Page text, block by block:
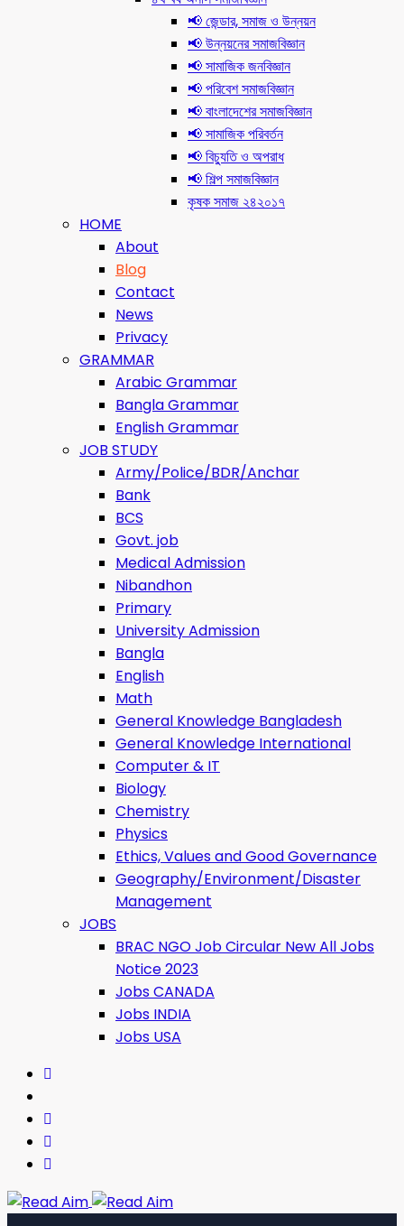
📢 জেন্ডার, সমাজ ও উন্নয়ন
📢 উন্নয়নের সমাজবিজ্ঞান
📢 সামাজিক জনবিজ্ঞান
📢 পরিবেশ সমাজবিজ্ঞান
📢 বাংলাদেশের সমাজবিজ্ঞান
📢 সামাজিক পরিবর্তন
📢 বিচ্যুতি ও অপরাধ
📢 শিল্প সমাজবিজ্ঞান
কৃষক সমাজ ২৪২০১৭
HOME
About
Blog
Contact
News
Privacy
GRAMMAR
Arabic Grammar
Bangla Grammar
English Grammar
JOB STUDY
Army/Police/BDR/Anchar
Bank
BCS
Govt. job
Medical Admission
Nibandhon
Primary
University Admission
Bangla
English
Math
General Knowledge Bangladesh
General Knowledge International
Computer & IT
Biology
Chemistry
Physics
Ethics, Values ​​and Good Governance
Geography/Environment/Disaster
Management
JOBS
BRAC NGO Job Circular New All Jobs
Notice 2023
Jobs CANADA
Jobs INDIA
Jobs USA
Read Aim